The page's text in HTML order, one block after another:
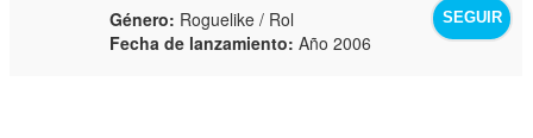
SEGUIR
Género: Roguelike / Rol
Fecha de lanzamiento: Año 2006